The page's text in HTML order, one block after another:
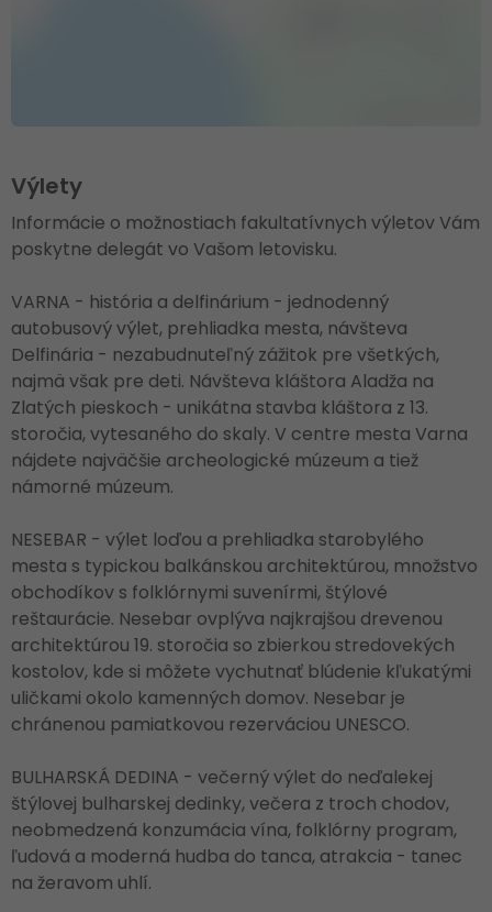
Výlety
Informácie o možnostiach fakultatívnych výletov Vám
poskytne delegát vo Vašom letovisku.
VARNA - história a delfinárium - jednodenný
autobusový výlet, prehliadka mesta, návšteva
Delfinária - nezabudnuteľný zážitok pre všetkých,
najmä však pre deti. Návšteva kláštora Aladža na
Zlatých pieskoch - unikátna stavba kláštora z 13.
storočia, vytesaného do skaly. V centre mesta Varna
nájdete najväčšie archeologické múzeum a tiež
námorné múzeum.
NESEBAR - výlet loďou a prehliadka starobylého
mesta s typickou balkánskou architektúrou, množstvo
obchodíkov s folklórnymi suvenírmi, štýlové
reštaurácie. Nesebar ovplýva najkrajšou drevenou
architektúrou 19. storočia so zbierkou stredovekých
kostolov, kde si môžete vychutnať blúdenie kľukatými
uličkami okolo kamenných domov. Nesebar je
chránenou pamiatkovou rezerváciou UNESCO.
BULHARSKÁ DEDINA - večerný výlet do neďalekej
štýlovej bulharskej dedinky, večera z troch chodov,
neobmedzená konzumácia vína, folklórny program,
ľudová a moderná hudba do tanca, atrakcia - tanec
na žeravom uhlí.